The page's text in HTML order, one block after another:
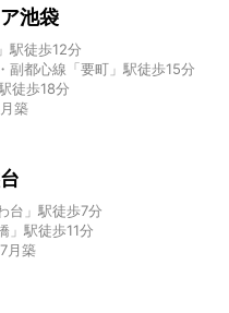
池袋
駅徒歩12分
副都心線「要町」駅徒歩15分
徒歩18分
築
台」駅徒歩7分
」駅徒歩11分
月築